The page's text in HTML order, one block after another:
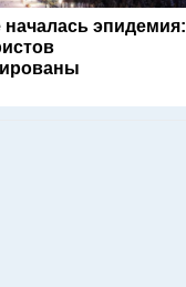
началась эпидемия: